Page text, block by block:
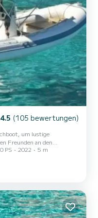
4.5 (105 bewertungen)
um lustige
Freunden an den
Cala Gonone zu
4 Personen. ZU
2 PERSONEN AN BORD
müssen nur volljährig sein!
PS 2022
5 m